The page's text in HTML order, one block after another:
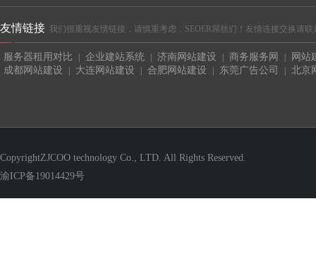
友情链接 我们很重视友情链接，请慎重考虑，SEOER屌丝们！友情连接交换请联
服务器租用对比 企业建站系统 济南网站建设 商务服务网
网站
成都网站建设
大连网站建设 合肥网站建设 东莞广告公司 北京
CopyrightZJCOO technology Co., LTD. All Rights Reserved.
渝ICP备19014429号